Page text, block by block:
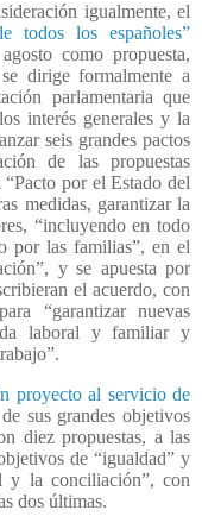
igualmente, el
todos los españoles”
como propuesta,
dirige formalmente a
parlamentaria que
interés generales y la
seis grandes pactos
de las propuestas
por el Estado del
medidas, garantizar la
“incluyendo en todo
por las familias”, en el
y se apuesta por
el acuerdo, con
“garantizar nuevas
laboral y familiar y
proyecto al servicio de
sus grandes objetivos
diez propuestas, a las
de “igualdad” y
y la conciliación”, con
dos últimas.